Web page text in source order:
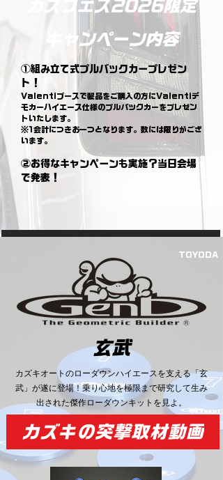
​カズフェス2026限定
キャンペーン内容
①組み立て式プルバックカープレゼン
ト！
Valentiブースで製品をご購入の方にValentiデ
モカーハイエース仕様のプルバックカーをプレゼン
トいたします。
※1会計につきお一つとなります。数には限りがござ
います。
②お得なキャンペーンも実施？当日会場
で発表！
TOYODA
玄武
カズキオートのローダウンハイエースを支える「玄
武」が遂に登場！乗り心地を極限まで研究して生み
出された傑作ローダウンキットを見よ。
カズキの突撃取材動画